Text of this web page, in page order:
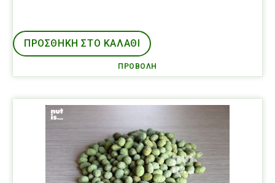
ΠΡΟΒΟΛΉ
ΠΡΟΣΘΉΚΗ ΣΤΟ ΚΑΛΑΘΙ